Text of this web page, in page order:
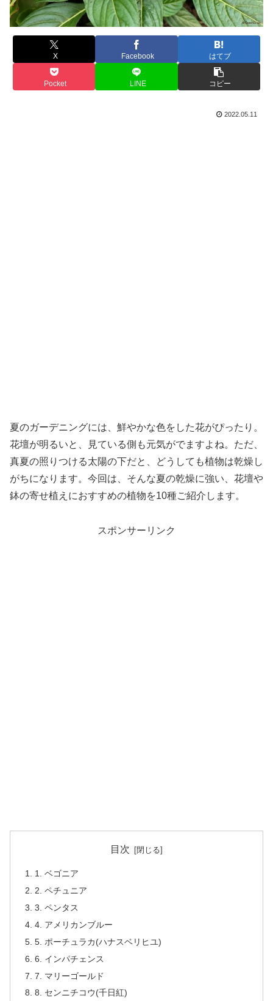
X Facebook はてブ
Pocket LINE コピー
2022.05.11
夏のガーデニングには、鮮やかな色をした花がぴったり。
花壇が明るいと、見ている側も元気がでますよね。ただ、
真夏の照りつける太陽の下だと、どうしても植物は乾燥し
がちになります。今回は、そんな夏の乾燥に強い、花壇や
鉢の寄せ植えにおすすめの植物を10種ご紹介します。
スポンサーリンク
目次
1. ベゴニア
2. ペチュニア
3. ペンタス
4. アメリカンブルー
5. ポーチュラカ(ハナスベリヒユ)
6. インパチェンス
7. マリーゴールド
8. センニチコウ(千日紅)